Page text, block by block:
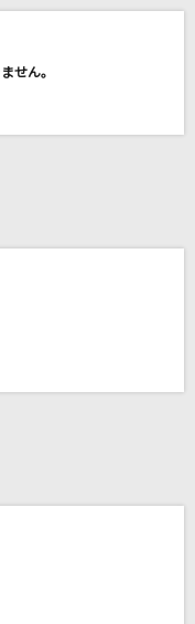
月(大橋彩香)/小日向美穂
香)/多田李衣菜(青木瑠璃
崎美嘉(佳村はるか)/城
など
して
う！